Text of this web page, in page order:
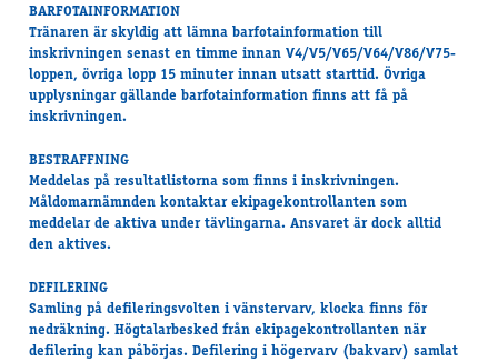
BARFOTAINFORMATION
Tränaren är skyldig att lämna barfotainformation till
inskrivningen senast en timme innan V4/V5/V65/V64/V86/V75-
loppen, övriga lopp 15 minuter innan utsatt starttid. Övriga
upplysningar gällande barfotainformation finns att få på
inskrivningen.
BESTRAFFNING
Meddelas på resultatlistorna som finns i inskrivningen.
Måldomarnämnden kontaktar ekipagekontrollanten som
meddelar de aktiva under tävlingarna. Ansvaret är dock alltid
den aktives.
DEFILERING
Samling på defileringsvolten i vänstervarv, klocka finns för
nedräkning. Högtalarbesked från ekipagekontrollanten när
defilering kan påbörjas. Defilering i högervarv (bakvarv) samlat